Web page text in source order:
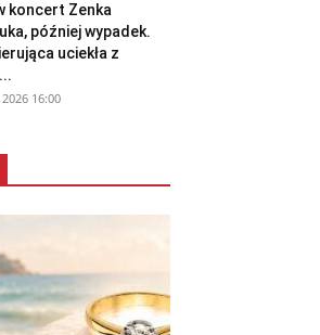
koncert Zenka
później wypadek.
uciekła z
16:00